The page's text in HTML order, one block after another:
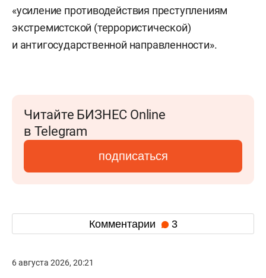
«усиление противодействия преступлениям
экстремистской (террористической)
и антигосударственной направленности».
Читайте БИЗНЕС Online
в Telegram
подписаться
Комментарии 3
6 августа 2026, 20:21